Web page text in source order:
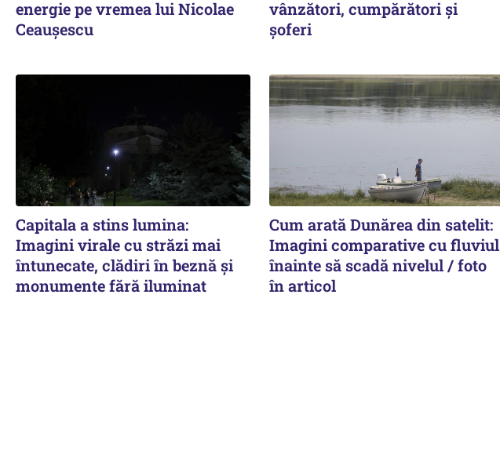
energie pe vremea lui Nicolae
Ceaușescu
vânzători, cumpărători și
șoferi
Capitala a stins lumina:
Imagini virale cu străzi mai
întunecate, clădiri în beznă și
monumente fără iluminat
Cum arată Dunărea din satelit:
Imagini comparative cu fluviul
înainte să scadă nivelul / foto
în articol